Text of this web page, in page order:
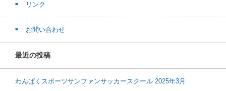
リンク
お問い合わせ
最近の投稿
わんぱくスポーツサンファンサッカースクール 2025年3月